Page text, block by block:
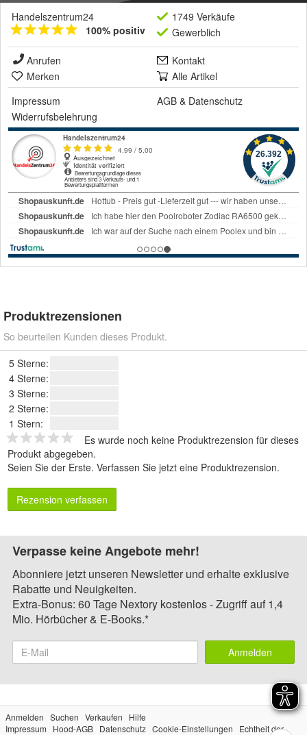
Handelszentrum24
100% positiv
1749 Verkäufe
Gewerblich
Anrufen
Kontakt
Merken
Alle Artikel
Impressum
AGB & Datenschutz
Widerrufsbelehrung
Produktrezensionen
So beurteilen Kunden dieses Produkt.
5 Sterne:
4 Sterne:
3 Sterne:
2 Sterne:
1 Stern:
Es wurde noch keine Produktrezension für dieses
Produkt abgegeben.
Seien Sie der Erste. Verfassen Sie jetzt eine Produktrezension.
Rezension verfassen
Verpasse keine Angebote mehr!
Abonniere jetzt unseren Newsletter und erhalte exklusive
Rabatte und Neuigkeiten.
Extra-Bonus: 60 Tage Nextory kostenlos - Zugriff auf 1,4
Mio. Hörbücher & E-Books.*
Anmelden
Anmelden Suchen Verkaufen
Hilfe
Impressum
Hood-AGB Datenschutz Cookie-Einstellungen
Echtheit der